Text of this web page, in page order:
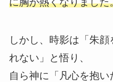
に胸が熱くなりました
しかし、時影は「朱
れない」と悟り、
自ら神に「凡心を抱い